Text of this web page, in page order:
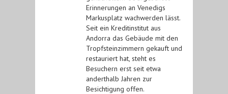
Erinnerungen an Venedigs
Markusplatz wachwerden lässt.
Seit ein Kreditinstitut aus
Andorra das Gebäude mit den
Tropfsteinzimmern gekauft und
restauriert hat, steht es
Besuchern erst seit etwa
anderthalb Jahren zur
Besichtigung offen.